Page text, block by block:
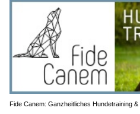
Fide Canem: Ganzheitliches Hundetraining